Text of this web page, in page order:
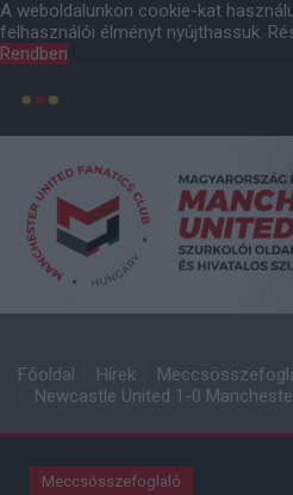
A weboldalunkon cookie-kat
felhasználói élményt nyújthassuk.
Rendben
Főoldal Hírek
Newcastle United 1-0
Meccsösszefoglaló